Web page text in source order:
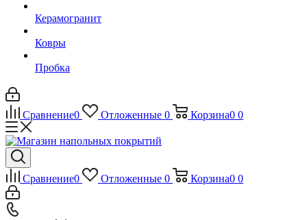
Керамогранит
Ковры
Пробка
Сравнение0 Отложенные 0 Корзина0 0
Сравнение0 Отложенные 0 Корзина0 0